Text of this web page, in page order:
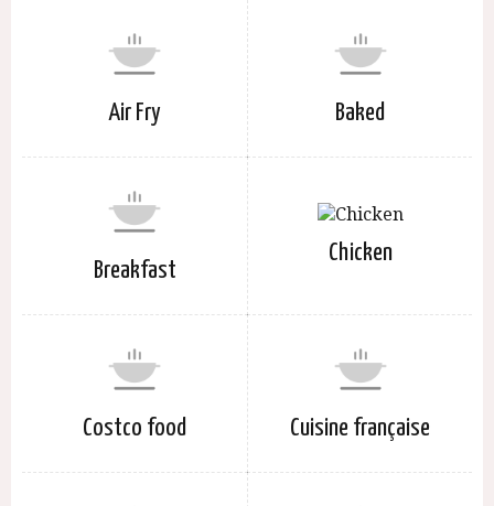
Air Fry Baked
Breakfast
Chicken
Costco food Cuisine française